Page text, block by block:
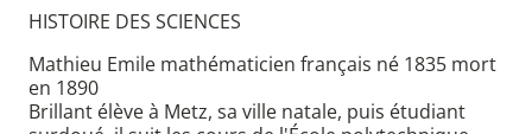
HISTOIRE DES SCIENCES
Mathieu Emile mathématicien français né 1835 mort
en 1890
Brillant élève à Metz, sa ville natale, puis étudiant